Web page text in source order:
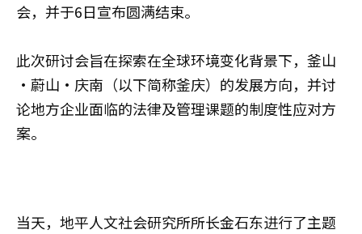
会，并于6日宣布圆满结束。
此次研讨会旨在探索在全球环境变化背景下，釜山
·蔚山·庆南（以下简称釜庆）的发展方向，并讨
论地方企业面临的法律及管理课题的制度性应对方
案。
当天，地平人文社会研究所所长金石东进行了主题